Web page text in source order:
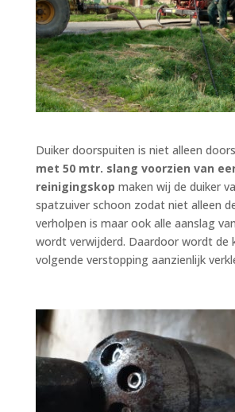
Duiker doorspuiten is niet alleen
met 50 mtr. slang voorzien van
reinigingskop maken wij de duiker
spatzuiver schoon zodat niet alleen
verholpen is maar ook alle aanslag
wordt verwijderd. Daardoor wordt de
volgende verstopping aanzienlijk